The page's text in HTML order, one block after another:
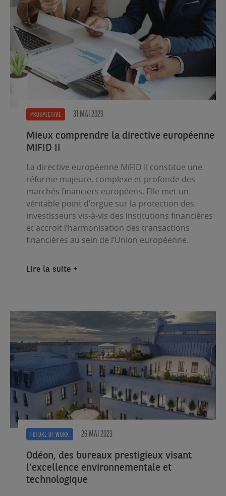
PROSPECTIVE 31 MAI 2023
Mieux comprendre la directive européenne
MiFID II
La directive européenne MiFID II constitue une
réforme majeure, complexe et profonde des
marchés financiers européens. Elle met un
véritable point d’orgue sur la protection des
investisseurs vis-à-vis des institutions financières
et accroit l’harmonisation des transactions
financières au sein de l’Union européenne.
Lire la suite
FUTURE OF WORK 26 MAI 2023
Odéon, des bureaux prestigieux visant
l’excellence environnementale et
technologique